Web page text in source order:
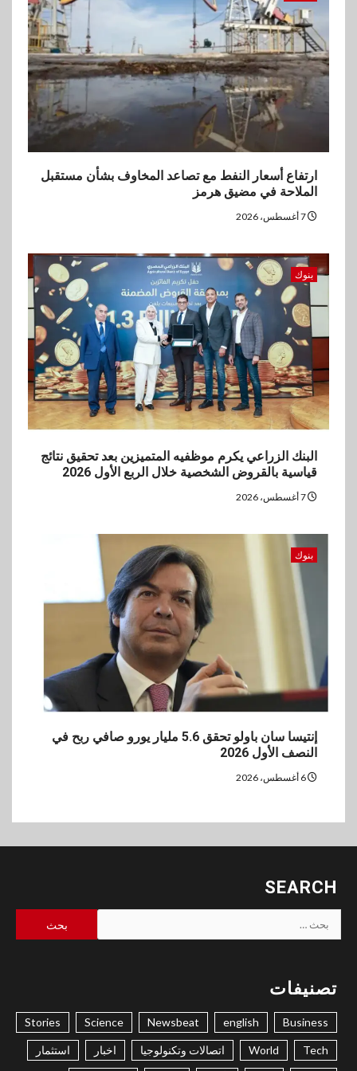
غرفة القاهرة تنظم ندوة إلكترونية
لدعم الصادرات وتحقيق
مستهدفات رؤية مصر 2030
ارتفاع أسعار النفط مع تصاعد المخاوف بشأن مستقبل
الملاحة في مضيق هرمز
بنوك
البنك الزراعي يكرم موظفيه المتميزين بعد تحقيق نتائج
قياسية بالقروض الشخصية خلال الربع الأول 2026
بنوك
إنتيسا سان باولو تحقق 5.6 مليار يورو صافي ربح في
النصف الأول 2026
SEARCH
البحث
عن:
تصنيفات
Business
english
Newsbeat
Science
Stories
Tech
World اتصالات وتكنولوجيا اخبار استثمار